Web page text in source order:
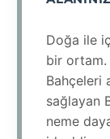
Doğa ile
bir ortam.
Bahçeleri
sağlayan
neme